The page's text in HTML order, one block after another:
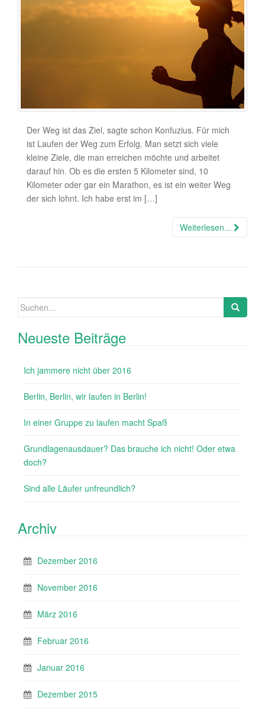
Der Weg ist das Ziel, sagte schon Konfuzius. Für mich
ist Laufen der Weg zum Erfolg. Man setzt sich viele
kleine Ziele, die man erreichen möchte und arbeitet
darauf hin. Ob es die ersten 5 Kilometer sind, 10
Kilometer oder gar ein Marathon, es ist ein weiter Weg
der sich lohnt. Ich habe erst im […]
Weiterlesen...
Suchen nach:
Neueste Beiträge
Ich jammere nicht über 2016
Berlin, Berlin, wir laufen in Berlin!
In einer Gruppe zu laufen macht Spaß
Grundlagenausdauer? Das brauche ich nicht! Oder etwa
doch?
Sind alle Läufer unfreundlich?
Archiv
Dezember 2016
November 2016
März 2016
Februar 2016
Januar 2016
Dezember 2015